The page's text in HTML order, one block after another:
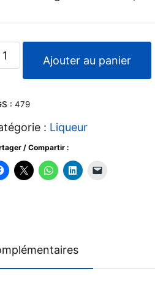
Ajouter au panier
:479
: Liqueur
/ Compartir :